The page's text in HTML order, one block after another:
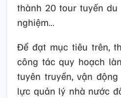
thành 20 tour tuyến
nghiệm…
Để đạt mục tiêu trên,
công tác quy hoạch
tuyên truyền, vận
lực quản lý nhà nước